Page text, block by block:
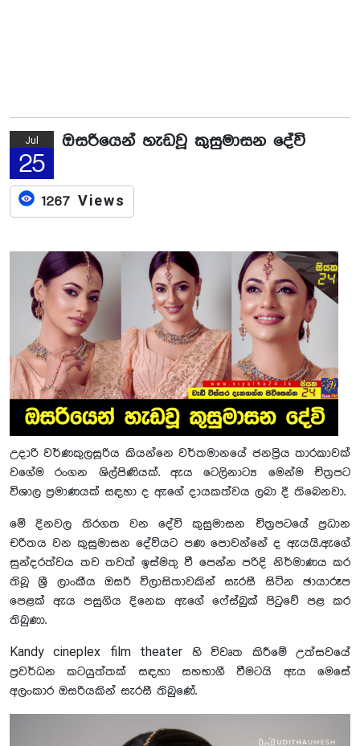
Jul
25
ඔසරියෙන් හැඩවූ කුසුමාසන දේවි
1267 Views
උදාරි වර්ණකුලසූරිය කියන්නෙ වර්තමානයේ ජනප්‍රිය තාරකාවක්
වගේම රංගන ශිල්පිණියක්. ඇය ටෙලිනාට්‍ය මෙන්ම චිත්‍රපට
විශාල ප්‍රමාණයක් සඳහා ද ඇගේ දායකත්වය ලබා දී තිබෙනවා.
මේ දිනවල තිරගත වන දේවි කුසුමාසන චිත්‍රපටයේ ප්‍රධාන
චරිතය වන කුසුමාසන දේවියට පණ පොවන්නේ ද ඇයයි.ඇගේ
සුන්දරත්වය තව තවත් ඉස්මතු වී පෙන්න පරිදි නිර්මාණය කර
තිබූ ශ්‍රී ලාංකීය ඔසරි විලාසිතාවකින් සැරසී සිටින ඡායාරූප
පෙළක් ඇය පසුගිය දිනෙක ඇගේ ෆේස්බුක් පිටුවේ පළ කර
තිබුණා.
Kandy cineplex film theater හි විවෘත කිරීමේ උත්සවයේ
ප්‍රවර්ධන කටයුත්තක් සඳහා සහභාගී වීමටයි ඇය මෙසේ
අලංකාර ඔසරියකින් සැරසී තිබුණේ.